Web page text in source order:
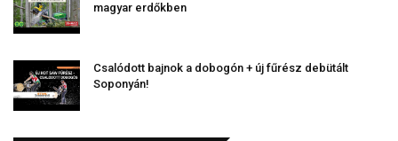
magyar erdőkben
Csalódott bajnok a dobogón + új fűrész debütált
Soponyán!